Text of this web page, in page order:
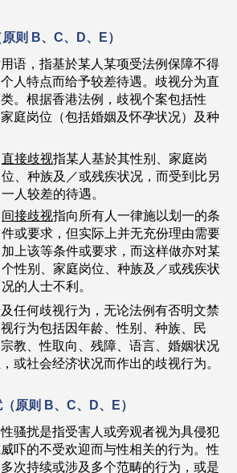
原则 B、 C、 D、 E）
语，指基於某人某项受法例保障不得
人特点而给予较差待遇。歧视分为直
。根据香港法例，歧视个案包括性
庭岗位（包括婚姻及怀孕状况）及种
直接歧视指某人基於其性别、家庭岗
位、种族及／或残疾状况，而受到比另
一人较差的待遇。
间接歧视指向所有人一律施以划一的条
件或要求，但实际上并无充份理由需要
加上该等条件或要求，而这样做亦对某
个性别、家庭岗位、种族及／或残疾状
况的人士不利。
任何歧视行为，无论法例有否明文禁
行为包括因年龄、性别、种族、民
教、性取向、残障、语言、婚姻状况
或社会经济状况而作出的歧视行为。
（原则 B、 C、 D、 E）
骚扰是指受害人或旁观者视为具侵犯
吓的不受欢迎而与性相关的行为。性
次持续或涉及多个范畴的行为，或是